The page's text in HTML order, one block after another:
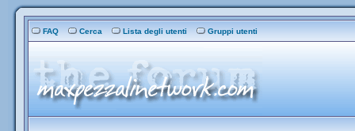
FAQ Cerca Lista degli utenti Gruppi utenti